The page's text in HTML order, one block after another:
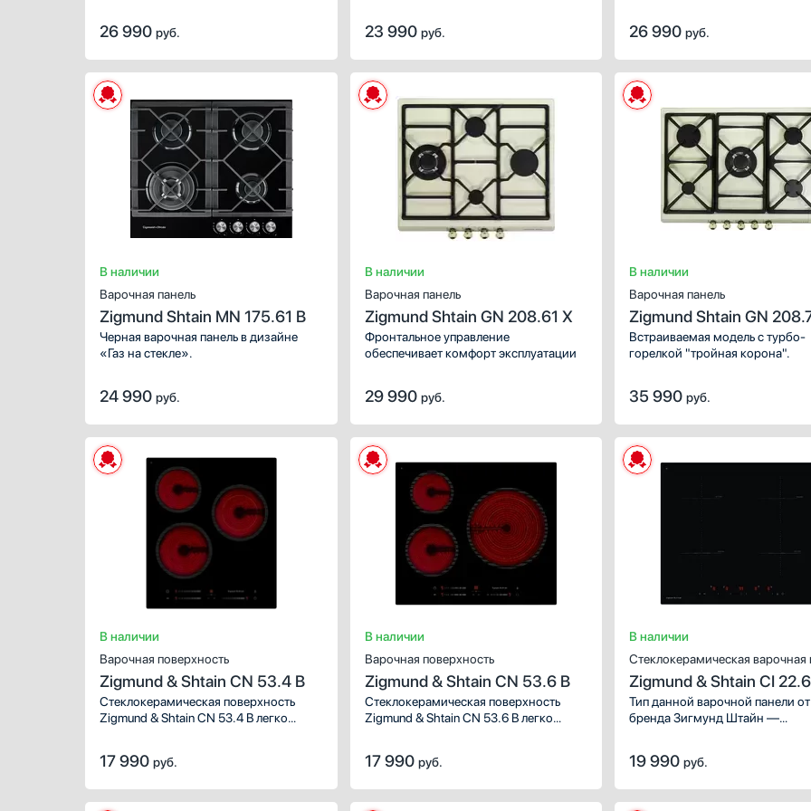
Индивидуальные чугунные
решетки для всех конфорок
Составные чугунные решетки
Показать все
Встроенная вытяжка
Есть
Звуковой с отключением
конфорок
5
6
Показать все
26 990 руб. 23 990 руб. 26 990 руб.
В наличии
Варочная панель
Zigmund Shtain MN 175.61 B
Черная варочная панель в дизайне
«Газ на стекле».
24 990 руб.
В наличии
Варочная панель
Zigmund Shtain GN 208.61 X
Фронтальное управление
обеспечивает комфорт эксплуатации
29 990 руб.
В наличии
Варочная панель
Zigmund Shtain GN
Встраиваемая модель с турбо-
горелкой "тройная корона".
35 990 руб.
В наличии
Варочная поверхность
Zigmund & Shtain CN 53.4 B
Стеклокерамическая поверхность
Zigmund & Shtain CN 53.4 B легко
и стеклокерамики от мирового
незаменимым помощником на кухне.
17 990 руб.
В наличии
Варочная поверхность
Zigmund & Shtain CN 53.6 B
Стеклокерамическая поверхность
Zigmund & Shtain CN 53.6 B легко
и стеклокерамики от мирового
незаменимым помощником на кухне.
17 990 руб.
В наличии
Стеклокерамическая варочная
Zigmund & Shtain CI
Тип данной варочной панели от
бренда Зигмунд Штайн —
совершенствования кулинарных
следующие зоны нагрева,
19 990 руб.